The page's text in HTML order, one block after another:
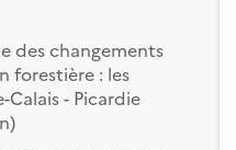
des changements
forestière : les
Calais - Picardie